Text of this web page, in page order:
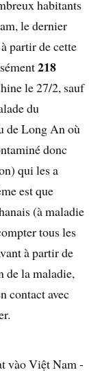
habitants
le dernier
partir de cette
218
le 27/2, sauf
du
de Long An où
donc
qui les a
est que
(à maladie
tous les
à partir de
de la maladie,
contact avec